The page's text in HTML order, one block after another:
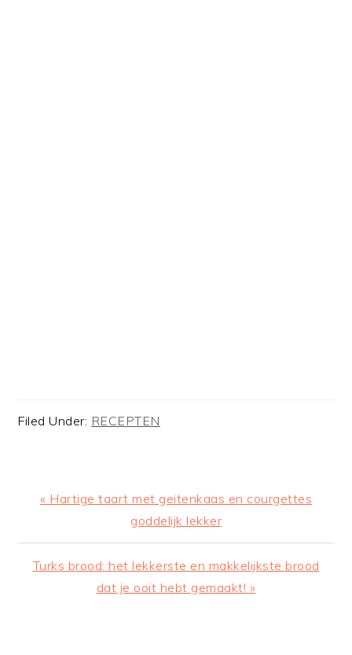
Filed Under: RECEPTEN
Previous
« Hartige taart met geitenkaas en courgettes
goddelijk lekker
Next
Turks brood: het lekkerste en makkelijkste brood
dat je ooit hebt gemaakt! »